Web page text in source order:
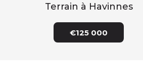
Terrain à Havinnes
€125 000